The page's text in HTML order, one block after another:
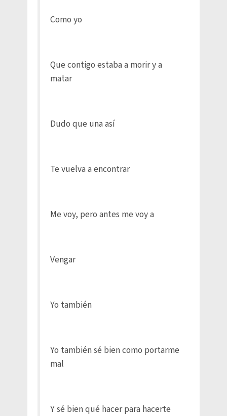
Como yo
Que contigo estaba a morir y a
matar
Dudo que una así
Te vuelva a encontrar
Me voy, pero antes me voy a
Vengar
Yo también
Yo también sé bien como portarme
mal
Y sé bien qué hacer para hacerte